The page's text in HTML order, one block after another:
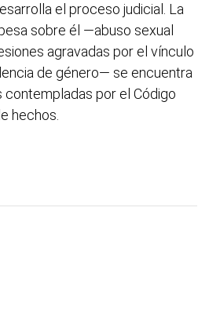
el proceso judicial. La
sobre él —abuso sexual
agravadas por el vínculo
de género— se encuentra
contempladas por el Código
hechos.